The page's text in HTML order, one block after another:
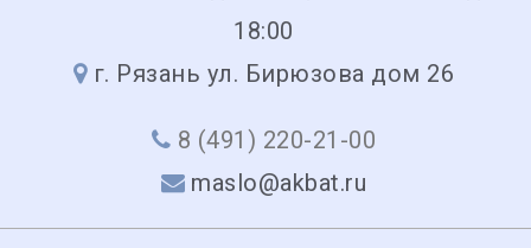
18:00
г. Рязань ул. Бирюзова дом 26
8 (491) 220-21-00
maslo@akbat.ru